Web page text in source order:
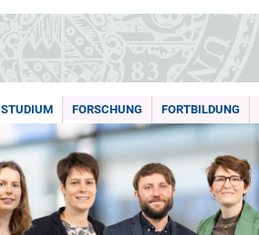
STUDIUM FORSCHUNG FORTBILDUNG